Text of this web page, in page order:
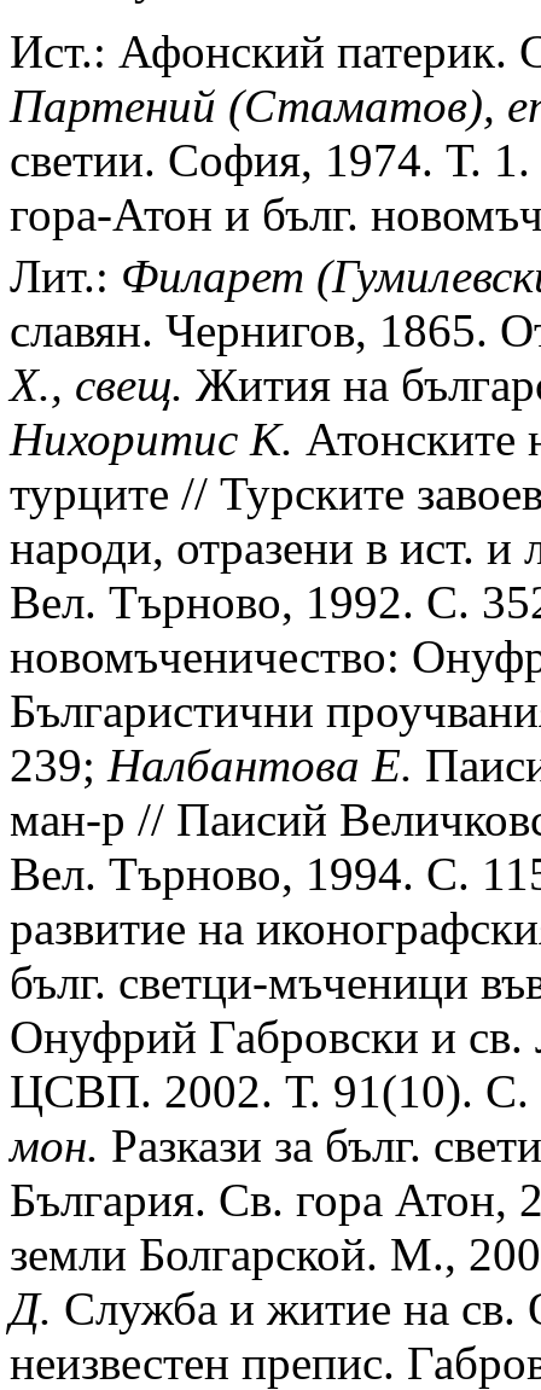
Ист.: Афонский
Партений (Стаматов),
светии. София, 1974. Т.
гора-Атон и бълг.
Лит.: Филарет
славян. Чернигов, 1865.
Х., свещ. Жития на
Нихоритис К. Атонските
турците // Турските
народи, отразени в ист.
Вел. Търново, 1992. С.
новомъченичество:
Българистични
239; Налбантова Е.
ман-р // Паисий
Вел. Търново, 1994. С.
развитие на
бълг. светци-мъченици
Онуфрий Габровски и св.
ЦСВП. 2002. Т. 91(10).
мон. Разкази за бълг.
България. Св. гора
земли Болгарской. М.,
Д. Служба и житие на
неизвестен препис.